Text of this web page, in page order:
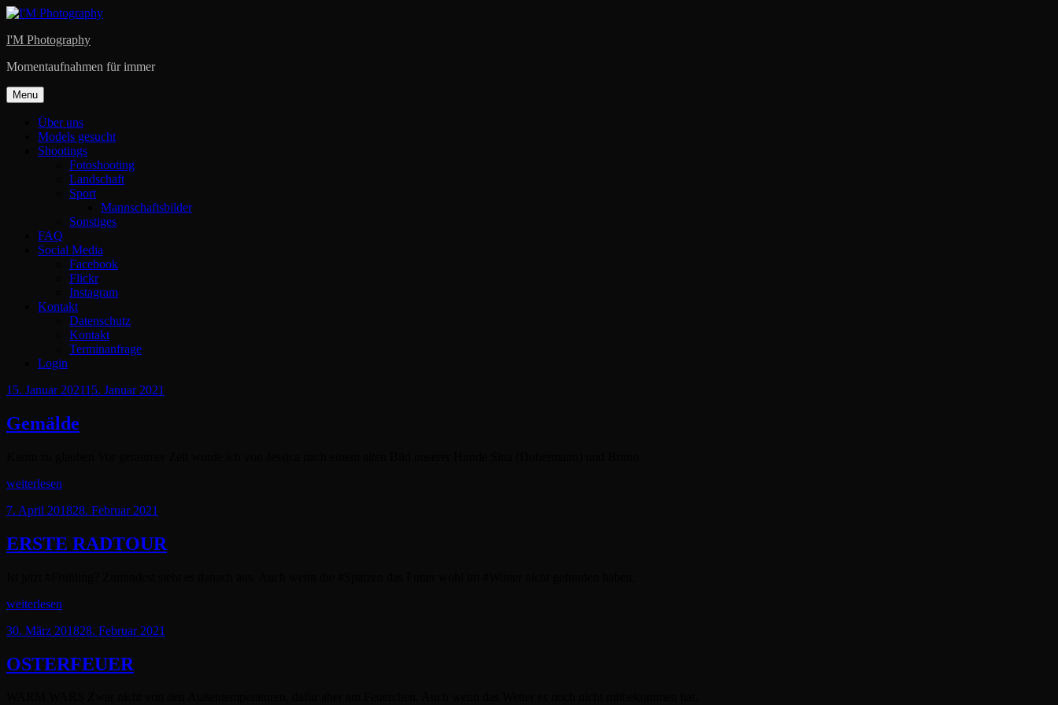
Skip
content
I'M Photography
Momentaufnahmen für immer
Menu
Über uns
Models gesucht
Shootings
Fotoshooting
Landschaft
Sport
Mannschaftsbilder
Sonstiges
FAQ
Social Media
Facebook
Flickr
Instagram
Kontakt
Datenschutz
Kontakt
Terminanfrage
Login
Posted
15. Januar 202115. Januar 2021
Gemälde
weiterlesen
Posted
7. April 201828. Februar 2021
ERSTE RADTOUR
weiterlesen
Posted
30. März 201828. Februar 2021
OSTERFEUER